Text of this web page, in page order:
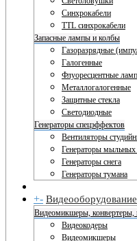
Синхрокабели
TTL синхрокабели
Запасные лампы и колбы
Газоразрядные
Галогенные
Флуоресцентные
Металлогалогенные
Защитные стекла
Светодиодные
Генераторы спецэффектов
Вентиляторы
Генераторы
Генераторы снега
Генераторы тумана
+- Видеооборудование
Видеомикшеры, конвертеры,
Видеокодеры
Видеомикшеры